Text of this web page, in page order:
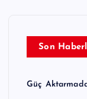
Son
Güç